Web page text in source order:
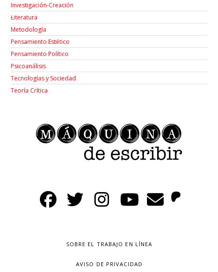
Investigación-Creación
Łiteratura
Metodología
Pensamiento Estético
Pensamiento Político
Psicoanálisis
Tecnologías y Sociedad
Teoría Crítica
SOBRE EL TRABAJO EN LÍNEA
AVISO DE PRIVACIDAD